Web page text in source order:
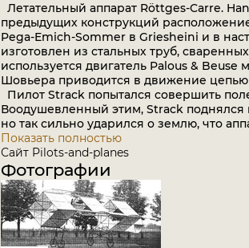
Летательный аппарат Röttges-Carre.
предыдущих конструкций
Pega-Emich-Sommer в Griesheini и в
изготовлен из стальных труб,
используется двигатель Palous &
Шовьера приводится в движение
Пилот Strack попытался совершить
Воодушевленный этим, Strack поднялся
но так сильно ударился о землю, что
Показать полностью
Сайт Pilots-and-planes
Фотографии